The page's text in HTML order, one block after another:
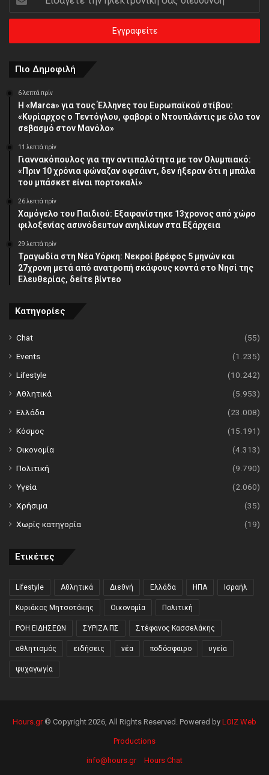
την
ηλεκτρονική
διεύθυνση
Πιο Δημοφιλή
6 λεπτά πρίν
Η «Marca» για τους Έλληνες του Ευρωπαϊκού στίβου:
«Κυρίαρχος ο Τεντόγλου, φαβορί ο Ντουπλάντις με όλο τον
σεβασμό στον Μανόλο»
11 λεπτά πρίν
Γιαννακόπουλος για την αντιπαλότητα με τον Ολυμπιακό:
«Πριν 10 χρόνια φώναζαν οφσάιντ, δεν ήξεραν ότι η μπάλα
του μπάσκετ είναι πορτοκαλί»
26 λεπτά πρίν
Χαμόγελο του Παιδιού: Εξαφανίστηκε 13χρονος από χώρο
φιλοξενίας ασυνόδευτων ανηλίκων στα Εξάρχεια
29 λεπτά πρίν
Τραγωδία στη Νέα Υόρκη: Νεκροί βρέφος 5 μηνών και
27χρονη μετά από ανατροπή σκάφους κοντά στο Νησί της
Ελευθερίας, δείτε βίντεο
Κατηγορίες
Chat
(55)
Events
(1.235)
Lifestyle
(10.242)
Αθλητικά
(5.953)
Ελλάδα
(23.008)
Κόσμος
(15.191)
Οικονομία
(4.313)
Πολιτική
(9.790)
Υγεία
(2.060)
Χρήσιμα
(35)
Χωρίς κατηγορία
(19)
Ετικέτες
Lifestyle Αθλητικά Διεθνή Ελλάδα ΗΠΑ Ισραήλ
Κυριάκος Μητσοτάκης Οικονομία Πολιτική
ΡΟΗ ΕΙΔΗΣΕΩΝ ΣΥΡΙΖΑ ΠΣ Στέφανος Κασσελάκης
αθλητισμός ειδήσεις νέα ποδόσφαιρο υγεία
ψυχαγωγία
Hours.gr© Copyright 2026, All Rights Reserved. Powered by LOIZ Web
Productions
info@hours.gr Hours Chat